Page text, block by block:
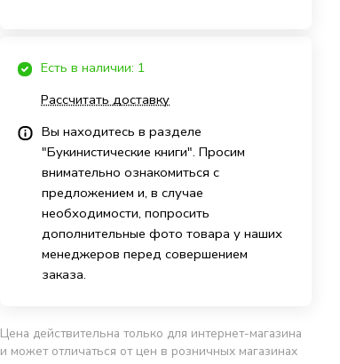
Есть в наличии: 1
Рассчитать доставку
Вы находитесь в разделе
"Букинистические книги". Просим
внимательно ознакомиться с
предложением и, в случае
необходимости, попросить
дополнительные фото товара у наших
менеджеров перед совершением
заказа.
Цена действительна только для интернет-магазина
и может отличаться от цен в розничных магазинах